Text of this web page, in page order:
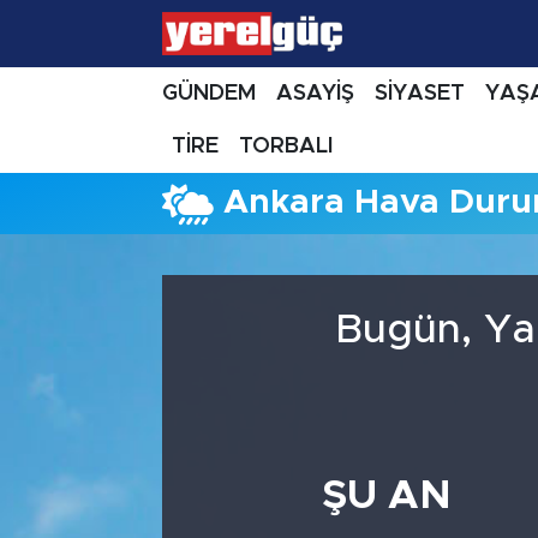
GÜNDEM ASAYİŞ SİYASET
TİRE TORBALI
Ankara Hava
Bugün,
ŞU AN